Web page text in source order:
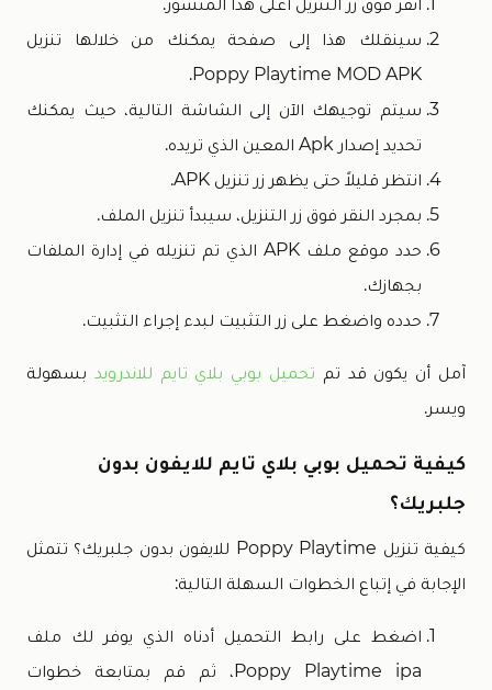
سينقلك هذا إلى صفحة يمكنك من خلالها تنزيل
Poppy Playtime MOD APK.
سيتم توجيهك الآن إلى الشاشة التالية، حيث يمكنك
تحديد إصدار Apk المعين الذي تريده.
انتظر قليلاً حتى يظهر زر تنزيل APK.
بمجرد النقر فوق زر التنزيل، سيبدأ تنزيل الملف.
حدد موقع ملف APK الذي تم تنزيله في إدارة الملفات
بجهازك.
حدده واضغط على زر التثبيت لبدء إجراء التثبيت.
آمل أن يكون قد تم تحميل بوبي بلاي تايم للاندرويد بسهولة
ويسر.
كيفية تحميل بوبي بلاي تايم للايفون بدون
جلبريك؟
كيفية تنزيل Poppy Playtime للايفون بدون جلبريك؟ تتمثل
الإجابة في إتباع الخطوات السهلة التالية:
اضغط على رابط التحميل أدناه الذي يوفر لك ملف
Poppy Playtime ipa، ثم قم بمتابعة خطوات